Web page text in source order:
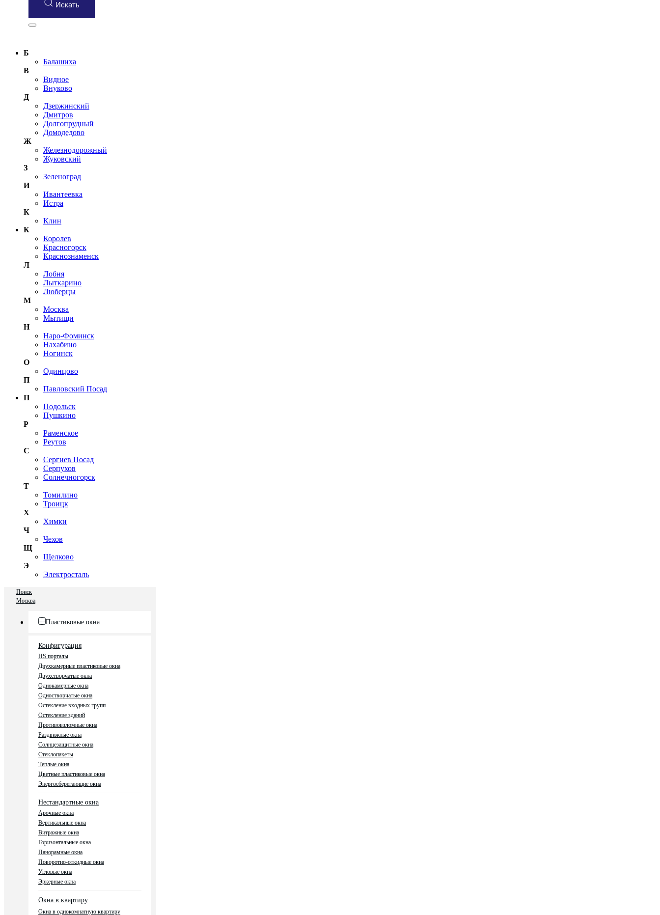
Искать
Б
Балашиха
В
Видное
Внуково
Д
Дзержинский
Дмитров
Долгопрудный
Домодедово
Ж
Железнодорожный
Жуковский
З
Зеленоград
И
Ивантеевка
Истра
К
Клин
К
Королев
Красногорск
Краснознаменск
Л
Лобня
Лыткарино
Люберцы
М
Москва
Мытищи
Н
Наро-Фоминск
Нахабино
Ногинск
О
Одинцово
П
Павловский Посад
П
Подольск
Пушкино
Р
Раменское
Реутов
С
Сергиев Посад
Серпухов
Солнечногорск
Т
Томилино
Троицк
Х
Химки
Ч
Чехов
Щ
Щелково
Э
Электросталь
Поиск
Москва
Пластиковые окна
Конфигурация
HS порталы
Двухкамерные пластиковые окна
Двухстворчатые окна
Однокамерные окна
Одностворчатые окна
Остекление входных групп
Остекление зданий
Противовзломные окна
Раздвижные окна
Солнцезащитные окна
Стеклопакеты
Теплые окна
Цветные пластиковые окна
Энергосберегающие окна
Нестандартные окна
Арочные окна
Вертикальные окна
Витражные окна
Горизонтальные окна
Панорамные окна
Поворотно-откидные окна
Угловые окна
Эркерные окна
Окна в квартиру
Окна в однокомнатную квартиру